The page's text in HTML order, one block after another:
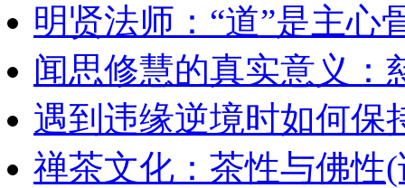
明贤法师：“道”是主心
闻思修慧的真实意义：
遇到违缘逆境时如何保
禅茶文化：茶性与佛性